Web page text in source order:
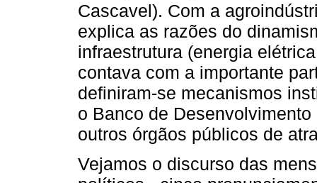
Cascavel). Com a
explica as razões do
infraestrutura (energia
contava com a importante
definiram-se mecanismos
o Banco de
outros órgãos públicos de
Vejamos o discurso das